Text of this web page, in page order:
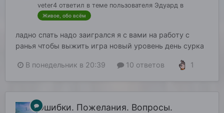
veter4 ответил в теме пользователя Эдуард в
Живое, обо всём
ладно спать надо заигрался я с вами на работу с
ранья чтобы выжить игра новый уровень день сурка
В понедельник в 20:39 10 ответов 1
Ошибки. Пожелания. Вопросы.